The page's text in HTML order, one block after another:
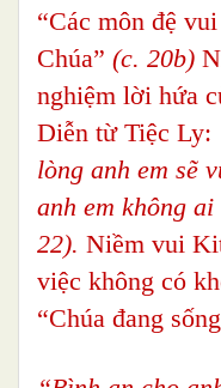
“Các môn đệ
Chúa” (c. 20b)
nghiệm lời hứa
Diễn từ Tiệc Ly:
lòng anh em sẽ
anh em không
22). Niềm vui
việc không có
“Chúa đang